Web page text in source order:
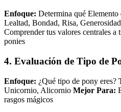
Enfoque: Determina qué Elemento
Lealtad, Bondad, Risa,
Comprender tus valores centrales a
ponies
4. Evaluación de Tipo de
Enfoque: ¿Qué tipo de pony eres?
Unicornio, Alicornio Mejor Para:
rasgos mágicos